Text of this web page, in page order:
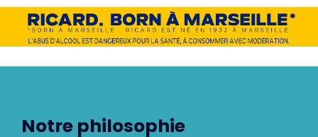
Notre philosophie